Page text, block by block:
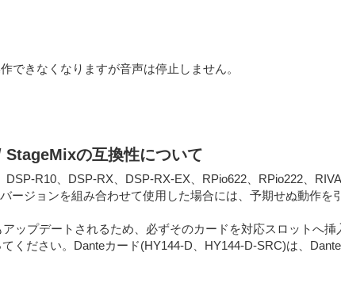
できなくなりますが音声は停止しません。
の互換性について
R10、DSP-RX、DSP-RX-EX、RPio622、RPio222、
ージョンを組み合わせて使用した場合には、予期せぬ動作を
ップデートされるため、必ずそのカードを対応スロットへ挿
ださい。Danteカード(HY144-D、HY144-D-SRC)は、